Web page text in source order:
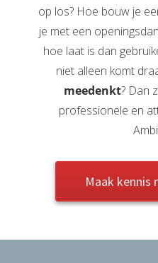
op los? Hoe bouw je
je met een
hoe laat is dan
niet alleen komt
meedenkt? Dan
professionele en
Maak kennis